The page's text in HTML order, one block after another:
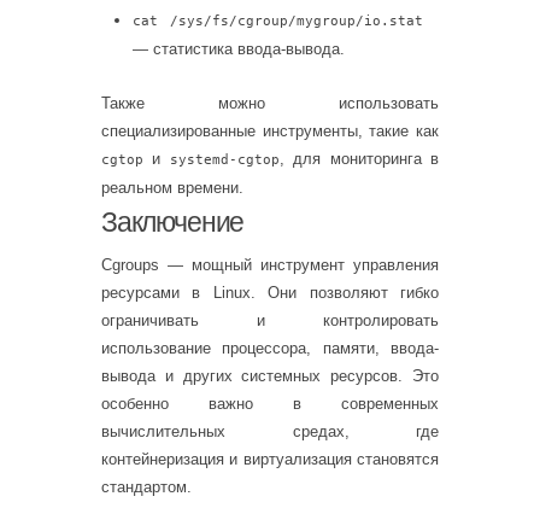
cat /sys/fs/cgroup/mygroup/io.stat
— статистика ввода-вывода.
Также можно использовать
специализированные инструменты, такие как
cgtop и systemd-cgtop
, для мониторинга в
реальном времени.
Заключение
Cgroups — мощный инструмент управления
ресурсами в Linux. Они позволяют гибко
ограничивать и контролировать
использование процессора, памяти, ввода-
вывода и других системных ресурсов. Это
особенно важно в современных
вычислительных средах, где
контейнеризация и виртуализация становятся
стандартом.